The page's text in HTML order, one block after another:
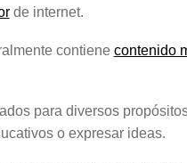
de internet.
contiene contenido
para diversos
o expresar ideas.